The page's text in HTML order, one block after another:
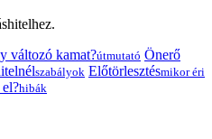
változó kamat?útmutató Önerő
szabályok Előtörlesztésmikor éri
hibák